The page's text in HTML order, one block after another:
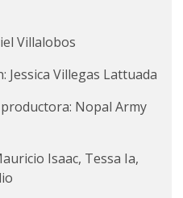
Villalobos
Jessica Villegas Lattuada
Nopal Army
Isaac, Tessa Ia,